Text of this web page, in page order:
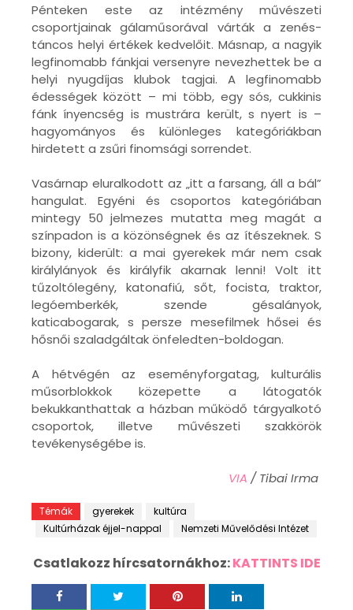
Pénteken este az intézmény művészeti
csoportjainak gálaműsorával várták a zenés-
táncos helyi értékek kedvelőit. Másnap, a nagyik
legfinomabb fánkjai versenyre nevezhettek be a
helyi nyugdíjas klubok tagjai. A legfinomabb
édességek között – mi több, egy sós, cukkinis
fánk ínyencség is mustrára került, s nyert is –
hagyományos és különleges kategóriákban
hirdetett a zsűri finomsági sorrendet.
Vasárnap eluralkodott az „itt a farsang, áll a bál”
hangulat. Egyéni és csoportos kategóriában
mintegy 50 jelmezes mutatta meg magát a
színpadon is a közönségnek és az ítészeknek. S
bizony, kiderült: a mai gyerekek már nem csak
királylányok és királyfik akarnak lenni! Volt itt
tűzoltólegény, katonafiú, sőt, focista, traktor,
legóemberkék, szende gésalányok,
katicabogarak, s persze mesefilmek hősei és
hősnői szaladgáltak önfeledten-boldogan.
A hétvégén az eseményforgatag, kulturális
műsorblokkok közepette a látogatók
bekukkanthattak a házban működő tárgyalkotó
csoportok, illetve művészeti szakkörök
tevékenységébe is.
VIA / Tibai Irma
Témák gyerekek
kultúra
Kultúrházak éjjel-nappal
Nemzeti Művelődési Intézet
Csatlakozz hírcsatornákhoz:KATTINTS IDE